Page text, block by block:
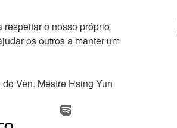
o nosso próprio
os outros a manter um
Ven. Mestre Hsing Yun